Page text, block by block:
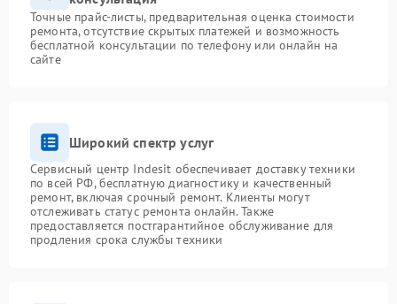
Точные прайс-листы, предварительная оценка стоимости
ремонта, отсутствие скрытых платежей и возможность
бесплатной консультации по телефону или онлайн на
сайте
Широкий спектр услуг
Сервисный центр Indesit обеспечивает доставку техники
по всей РФ, бесплатную диагностику и качественный
ремонт, включая срочный ремонт. Клиенты могут
отслеживать статус ремонта онлайн. Также
предоставляется постгарантийное обслуживание для
продления срока службы техники